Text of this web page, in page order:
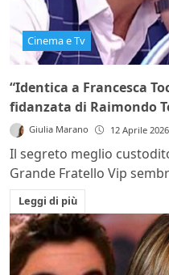
Cinema e Tv
“Identica a Francesca
fidanzata di Raimondo
Giulia Marano 12 Aprile 2026
Il segreto meglio
Grande Fratello Vip
Leggi di più